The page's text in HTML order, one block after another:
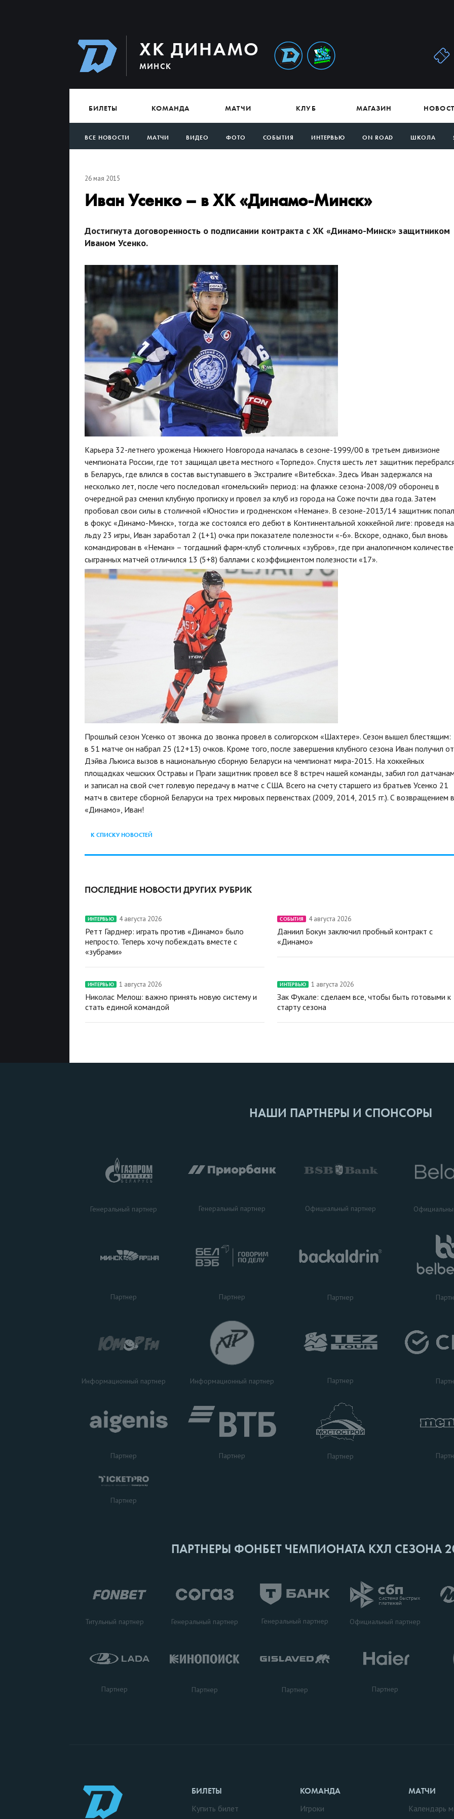
ХК ДИНАМО
МИНСК
БИЛЕТЫ КОМАНДА МАТЧИ КЛУБ МАГАЗИН
ВСЕ НОВОСТИ МАТЧИ ВИДЕО ФОТО СОБЫТИЯ ИНТЕРВЬЮ ON ROAD ШКОЛА
26 мая 2015
Иван Усенко – в ХК «Динамо-Минск»
Достигнута договоренность о подписании контракта с ХК «Динамо-Минск» защитником
Иваном Усенко.
Карьера 32-летнего уроженца Нижнего Новгорода началась в сезоне-1999/00 в третьем дивизионе
чемпионата России, где тот защищал цвета местного «Торпедо». Спустя шесть лет защитник
в Беларусь, где влился в состав выступавшего в Экстралиге «Витебска». Здесь Иван задержался на
несколько лет, после чего последовал «гомельский» период: на флажке сезона-2008/09 оборонец в
очередной раз сменил клубную прописку и провел за клуб из города на Соже почти два года. Затем
пробовал свои силы в столичной «Юности» и гродненском «Немане». В сезоне-2013/14 защитник попал
в фокус «Динамо-Минск», тогда же состоялся его дебют в Континентальной хоккейной лиге: проведя на
льду 23 игры, Иван заработал 2 (1+1) очка при показателе полезности «-6». Вскоре, однако, был вновь
командирован в «Неман» – тогдашний фарм-клуб столичных «зубров», где при аналогичном количестве
сыгранных матчей отличился 13 (5+8) баллами с коэффициентом полезности «17».
Прошлый сезон Усенко от звонка до звонка провел в солигорском «Шахтере». Сезон вышел блестящим:
в 51 матче он набрал 25 (12+13) очков. Кроме того, после завершения клубного сезона Иван получил от
Дэйва Льюиса вызов в национальную сборную Беларуси на чемпионат мира-2015. На хоккейных
площадках чешских Остравы и Праги защитник провел все 8 встреч нашей команды, забил гол
и записал на свой счет голевую передачу в матче с США. Всего на счету старшего из братьев Усенко 21
матч в свитере сборной Беларуси на трех мировых первенствах (2009, 2014, 2015 гг.). С возвращением в
«Динамо», Иван!
К СПИСКУ НОВОСТЕЙ
ПОСЛЕДНИЕ НОВОСТИ ДРУГИХ РУБРИК
ИНТЕРВЬЮ 4 августа 2026
Ретт Гарднер: играть против «Динамо» было
непросто. Теперь хочу побеждать вместе с
«зубрами»
СОБЫТИЯ 4 августа 2026
Даниил Бокун заключил пробный контракт с
«Динамо»
ИНТЕРВЬЮ 1 августа 2026
Николас Мелош: важно принять новую систему и
стать единой командой
ИНТЕРВЬЮ 1 августа 2026
Зак Фукале: сделаем все, чтобы быть готовыми к
старту сезона
НАШИ ПАРТНЕРЫ И СПОНСОРЫ
Генеральный партнер Генеральный партнер Официальный партнер
Партнер Партнер Партнер
Информационный партнер Информационный партнер Партнер
Партнер Партнер Партнер
Партнер
ПАРТНЕРЫ ФОНБЕТ ЧЕМПИОНАТА КХЛ СЕЗОНА
Титульный партнер Генеральный партнер Генеральный партнер Официальный партнер
Партнер Партнер Партнер Партнер
БИЛЕТЫ
Купить билет
КОМАНДА
Игроки
МАТЧИ
Календарь